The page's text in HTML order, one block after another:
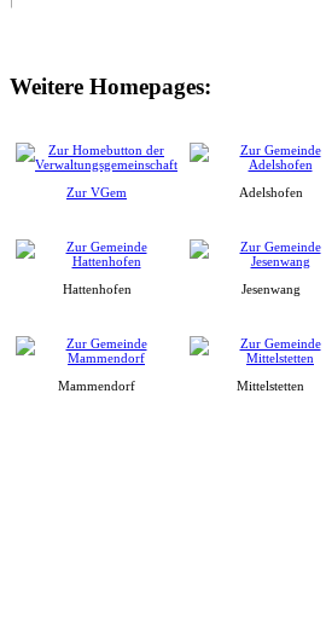
Weitere Homepages:
Zur VGem Adelshofen
Hattenhofen Jesenwang
Mammendorf Mittelstetten